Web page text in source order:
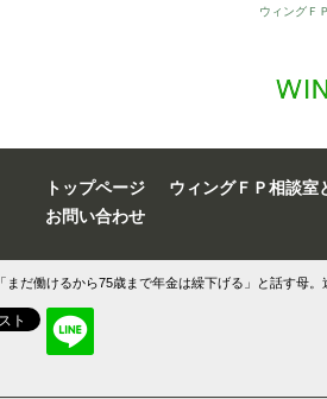
ウィングＦ
トップページ ウィングＦＰ相談室
お問い合わせ
「まだ働けるから75歳まで年金は繰下げる」と話す母